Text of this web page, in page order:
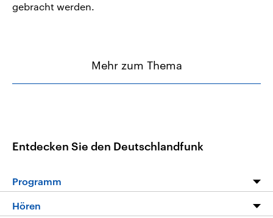
gebracht werden.
Mehr zum Thema
Entdecken Sie den Deutschlandfunk
Programm
Programm
Hören